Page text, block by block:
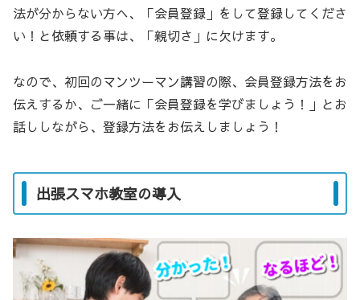
法が分からない方へ、「会員登録」をして登録してくださ
い！と依頼する事は、「親切さ」に欠けます。
なので、初回のマンツーマン講習の際、会員登録方法をお
伝えするか、ご一緒に「会員登録を学びましょう！」とお
話ししながら、登録方法をお伝えしましょう！
出張スマホ教室の導入